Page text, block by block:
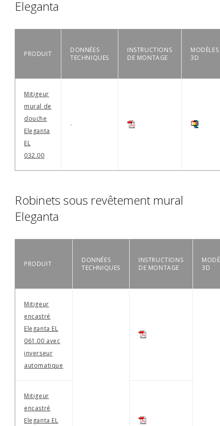
Eleganta
PRODUIT
DONNÉES
TECHNIQUES
INSTRUCTIONS
DE MONTAGE
MODÈLES
3D
Mitigeur
mural de
douche
Eleganta
EL
032.00
-
Robinets sous revêtement mural
Eleganta
PRODUIT
DONNÉES
TECHNIQUES
INSTRUCTIONS
DE MONTAGE
3D
Mitigeur
encastré
Eleganta EL
061.00 avec
inverseur
automatique
Mitigeur
encastré
Eleganta EL